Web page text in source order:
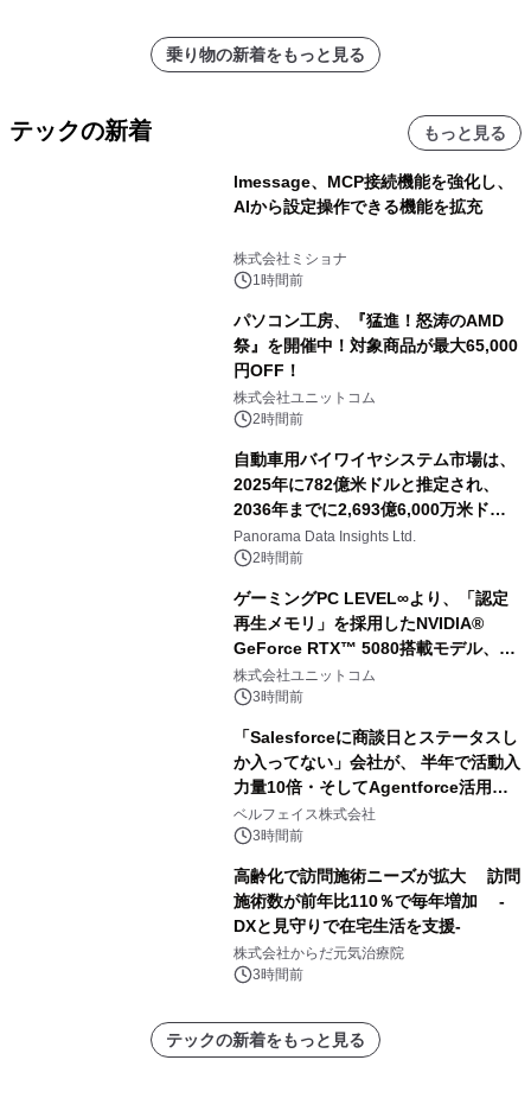
乗り物の新着をもっと見る
テックの新着 もっと見る
lmessage、MCP接続機能を強化し、
AIから設定操作できる機能を拡充
株式会社ミショナ
1時間前
パソコン工房、『猛進！怒涛のAMD
祭』を開催中！対象商品が最大65,000
円OFF！
株式会社ユニットコム
2時間前
自動車用バイワイヤシステム市場は、
2025年に782億米ドルと推定され、
2036年までに2,693億6,000万米ドル
に達すると予測されており、予測期間
（2026年～2036年）
Panorama Data Insights Ltd.
2時間前
ゲーミングPC LEVEL∞より、「認定
再生メモリ」を採用したNVIDIA®
GeForce RTX™ 5080搭載モデル、
NVIDIA® GeForce RTX™ 5070 Ti搭
載モデルを販売開始
株式会社ユニットコム
3時間前
「Salesforceに商談日とステータスし
か入ってない」会社が、 半年で活動入
力量10倍・そしてAgentforce活用へ
── 敷島住宅×bellSalesAI事例公開
ベルフェイス株式会社
3時間前
高齢化で訪問施術ニーズが拡大 訪問
施術数が前年比110％で毎年増加 -
DXと見守りで在宅生活を支援-
株式会社からだ元気治療院
3時間前
テックの新着をもっと見る